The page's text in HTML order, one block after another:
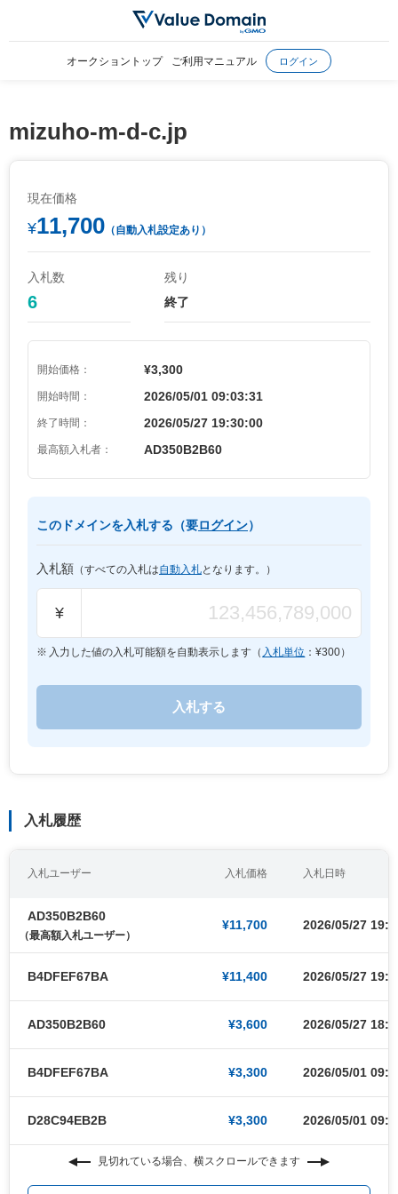
オークショントップ ご利用マニュアル ログイン
mizuho-m-d-c.jp
現在価格
¥11,700 （自動入札設定あり）
入札数
6
残り
終了
開始価格： ¥3,300
開始時間： 2026/05/01 09:03:31
終了時間： 2026/05/27 19:30:00
最高額入札者： AD350B2B60
このドメインを入札する（要ログイン）
入札額 （すべての入札は自動入札となります。）
¥
入力した値の入札可能額を自動表示します（ 入札単位 ：¥300）
入札履歴
入札ユーザー 入札価格 入札日時
AD350B2B60
（最高額入札ユーザー）
¥11,700 2026/05/27
B4DFEF67BA ¥11,400 2026/05/27
AD350B2B60 ¥3,600 2026/05/27
B4DFEF67BA ¥3,300 2026/05/01
D28C94EB2B ¥3,300 2026/05/01
見切れている場合、横スクロールできます